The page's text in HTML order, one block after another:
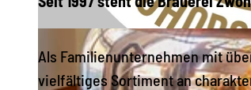
© Online TVE, Greifensteinregion
Als Familienunternehmen mit
vielfältiges Sortiment an